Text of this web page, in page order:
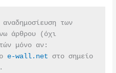
των
άρθρου (όχι
μόνο αν:
e-wall.net στο σημείο